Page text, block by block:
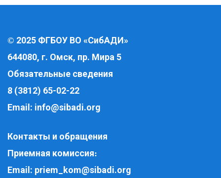
© 2025 ФГБОУ ВО «СибАДИ»
644080, г. Омск, пр. Мира 5
Обязательные сведения
8 (3812) 65-02-22
Email: info@sibadi.org
Контакты и обращения
Приемная комиссия:
Email: priem_kom@sibadi.org